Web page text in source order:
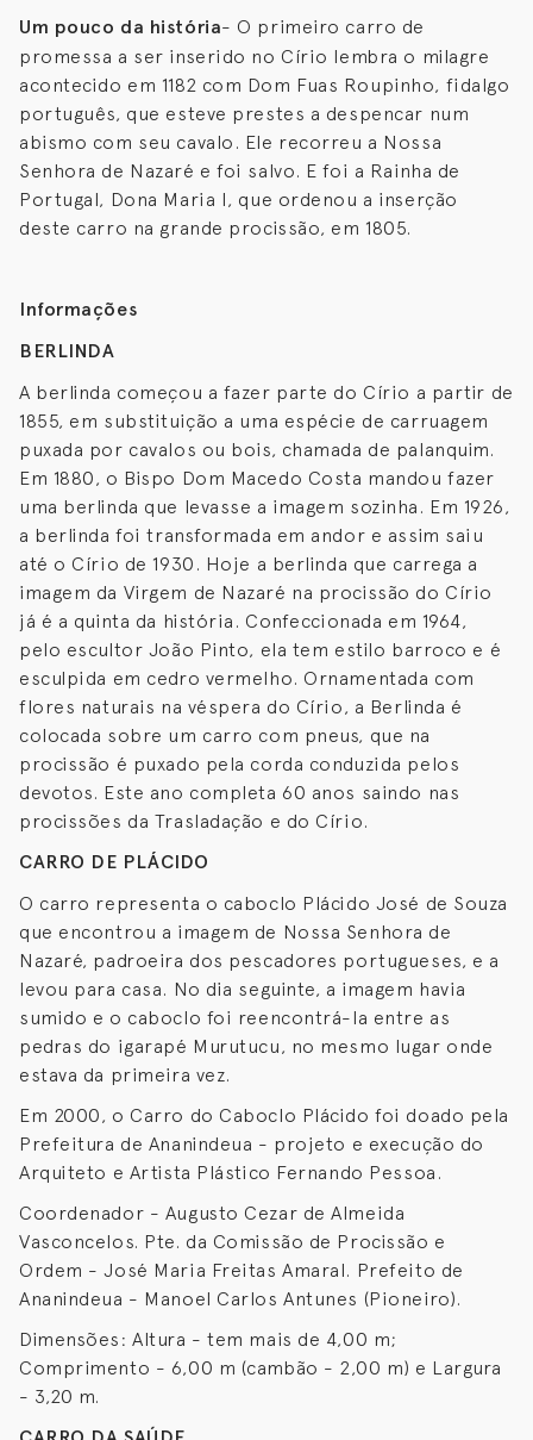
Um pouco da história- O primeiro carro de
promessa a ser inserido no Círio lembra o milagre
acontecido em 1182 com Dom Fuas Roupinho, fidalgo
português, que esteve prestes a despencar num
abismo com seu cavalo. Ele recorreu a Nossa
Senhora de Nazaré e foi salvo. E foi a Rainha de
Portugal, Dona Maria I, que ordenou a inserção
deste carro na grande procissão, em 1805.
Informações
BERLINDA
A berlinda começou a fazer parte do Círio a partir de
1855, em substituição a uma espécie de carruagem
puxada por cavalos ou bois, chamada de palanquim.
Em 1880, o Bispo Dom Macedo Costa mandou fazer
uma berlinda que levasse a imagem sozinha. Em 1926,
a berlinda foi transformada em andor e assim saiu
até o Círio de 1930. Hoje a berlinda que carrega a
imagem da Virgem de Nazaré na procissão do Círio
já é a quinta da história. Confeccionada em 1964,
pelo escultor João Pinto, ela tem estilo barroco e é
esculpida em cedro vermelho. Ornamentada com
flores naturais na véspera do Círio, a Berlinda é
colocada sobre um carro com pneus, que na
procissão é puxado pela corda conduzida pelos
devotos. Este ano completa 60 anos saindo nas
procissões da Trasladação e do Círio.
CARRO DE PLÁCIDO
O carro representa o caboclo Plácido José de Souza
que encontrou a imagem de Nossa Senhora de
Nazaré, padroeira dos pescadores portugueses, e a
levou para casa. No dia seguinte, a imagem havia
sumido e o caboclo foi reencontrá-la entre as
pedras do igarapé Murutucu, no mesmo lugar onde
estava da primeira vez.
Em 2000, o Carro do Caboclo Plácido foi doado pela
Prefeitura de Ananindeua - projeto e execução do
Arquiteto e Artista Plástico Fernando Pessoa.
Coordenador - Augusto Cezar de Almeida
Vasconcelos. Pte. da Comissão de Procissão e
Ordem - José Maria Freitas Amaral. Prefeito de
Ananindeua - Manoel Carlos Antunes (Pioneiro).
Dimensões: Altura - tem mais de 4,00 m;
Comprimento - 6,00 m (cambão - 2,00 m) e Largura
- 3,20 m.